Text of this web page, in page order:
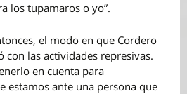
los tupamaros o yo”.
el modo en que Cordero
con las actividades represivas.
en cuenta para
estamos ante una persona que